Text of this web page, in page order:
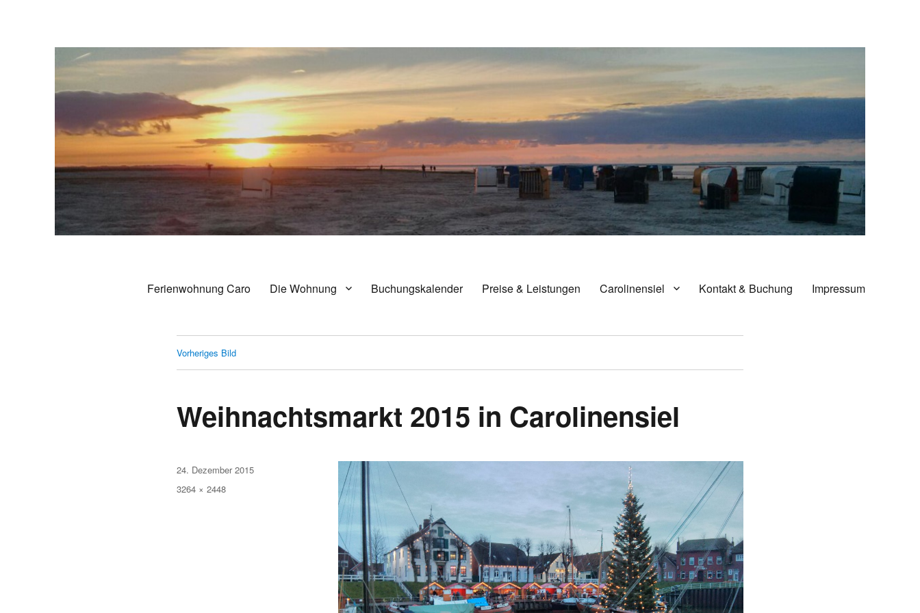
Ferienwohnung Caro Die Wohnung Buchungskalender Preise & Leistungen Carolinensiel Kontakt & Buchung Impressum
Vorheriges Bild
Weihnachtsmarkt 2015 in Carolinensiel
Veröffentlicht
am
24. Dezember 2015
Originalgröße
3264 × 2448